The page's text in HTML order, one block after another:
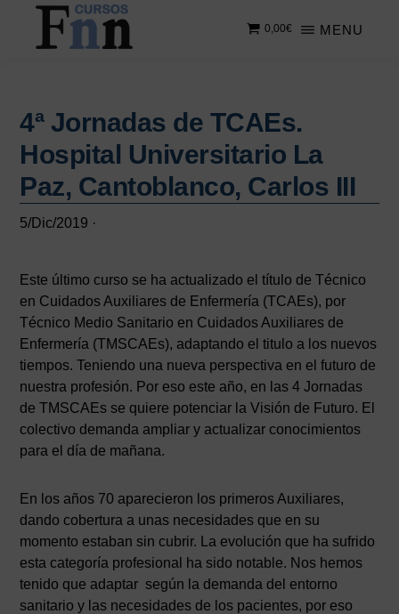
Saltar
contenido
Saltar
principal
online
MENU
0,00€
4ª Jornadas de TCAEs.
Hospital Universitario La
Paz, Cantoblanco, Carlos III
5/Dic/2019 ·
Este último curso se ha actualizado el título de Técnico
en Cuidados Auxiliares de Enfermería (TCAEs), por
Técnico Medio Sanitario en Cuidados Auxiliares de
Enfermería (TMSCAEs), adaptando el titulo a los nuevos
tiempos. Teniendo una nueva perspectiva en el futuro de
nuestra profesión. Por eso este año, en las 4 Jornadas
de TMSCAEs se quiere potenciar la Visión de Futuro. El
colectivo demanda ampliar y actualizar conocimientos
para el día de mañana.
En los años 70 aparecieron los primeros Auxiliares,
dando cobertura a unas necesidades que en su
momento estaban sin cubrir. La evolución que ha sufrido
esta categoría profesional ha sido notable. Nos hemos
tenido que adaptar según la demanda del entorno
sanitario y las necesidades de los pacientes, por eso